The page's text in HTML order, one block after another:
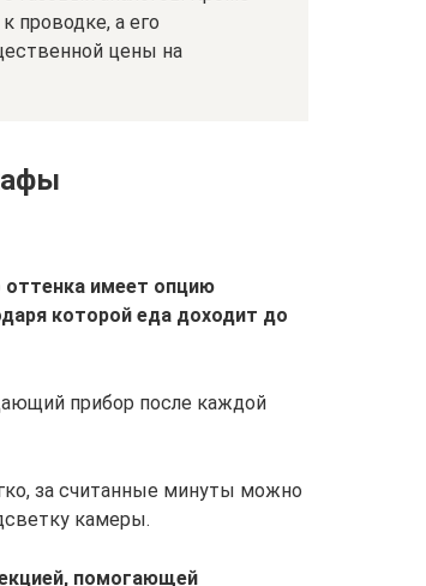
проводке, а его
цены на
оттенка имеет опцию
которой еда доходит до
прибор после каждой
за считанные минуты можно
камеры.
помогающей